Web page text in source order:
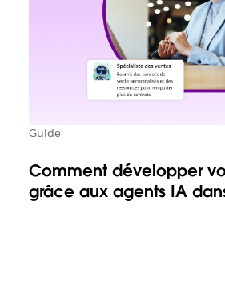
Guide
Comment développer
grâce aux agents IA